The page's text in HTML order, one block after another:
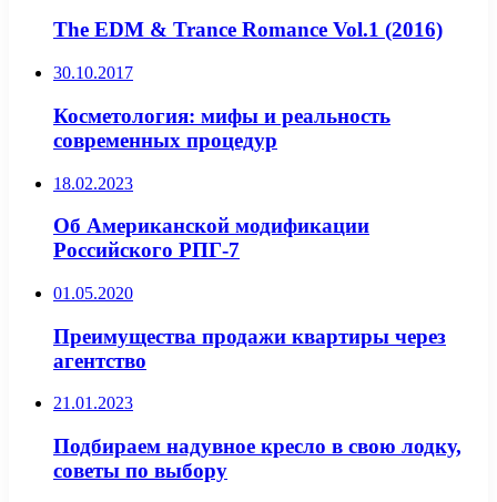
The EDM & Trance Romance Vol.1 (2016)
30.10.2017
Косметология: мифы и реальность
современных процедур
18.02.2023
Об Американской модификации
Российского РПГ-7
01.05.2020
Преимущества продажи квартиры через
агентство
21.01.2023
Подбираем надувное кресло в свою лодку,
советы по выбору